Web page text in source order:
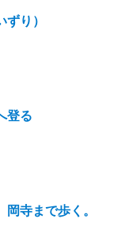
り）
登る
寺まで歩く。